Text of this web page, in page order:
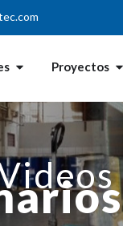
Proyectos